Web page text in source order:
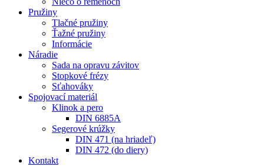
Pružiny
Tlačné pružiny
Ťažné pružiny
Informácie
Náradie
Sada na opravu závitov
Stopkové frézy
Sťahováky
Spojovací materiál
Klinok a pero
DIN 6885A
Segerové krúžky
DIN 471 (na hriadeľ)
DIN 472 (do diery)
Kontakt